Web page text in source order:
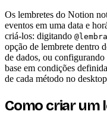
Os lembretes do Notion
eventos em uma data e
criá-los: digitando
opção de lembrete dentro
de dados, ou
base em condições
de cada método no
Como criar um